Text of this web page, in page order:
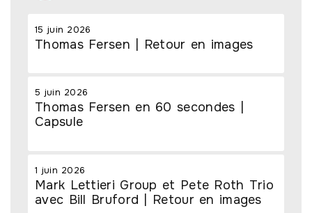
15 juin 2026
Thomas Fersen | Retour en images
5 juin 2026
Thomas Fersen en 60 secondes |
Capsule
1 juin 2026
Mark Lettieri Group et Pete Roth Trio
avec Bill Bruford | Retour en images